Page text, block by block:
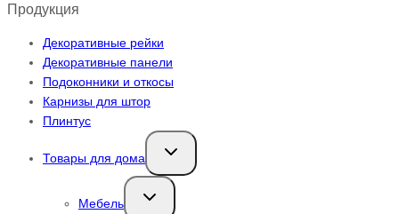
Продукция
Декоративные рейки
Декоративные панели
Подоконники и откосы
Карнизы для штор
Плинтус
Товары для дома
Переключить
дочернее
Мебель
Переключить
дочернее